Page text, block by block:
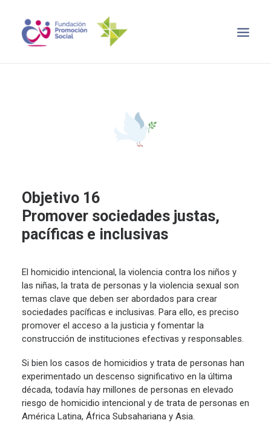
Objetivo 16
Promover sociedades justas,
pacíficas e inclusivas
El homicidio intencional, la violencia contra los niños y
las niñas, la trata de personas y la violencia sexual son
temas clave que deben ser abordados para crear
sociedades pacíficas e inclusivas. Para ello, es preciso
promover el acceso a la justicia y fomentar la
construcción de instituciones efectivas y responsables.
Si bien los casos de homicidios y trata de personas han
experimentado un descenso significativo en la última
década, todavía hay millones de personas en elevado
riesgo de homicidio intencional y de trata de personas en
América Latina, África Subsahariana y Asia.